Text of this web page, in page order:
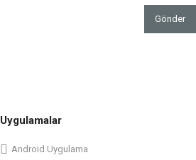
Gönder
Uygulamalar
Android Uygulama